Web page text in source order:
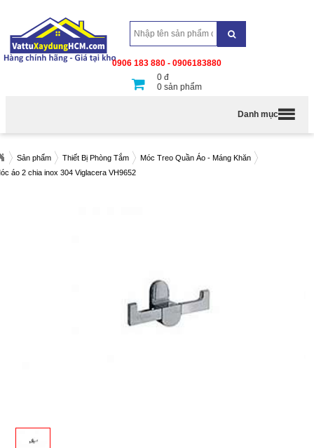
0906 183 880 - 0906183880
0 đ
0 sản phẩm
Danh mục
Sản phẩm Thiết Bị Phòng Tắm
Móc Treo Quần Áo - Máng Khăn
áo 2 chia inox 304 Viglacera VH9652